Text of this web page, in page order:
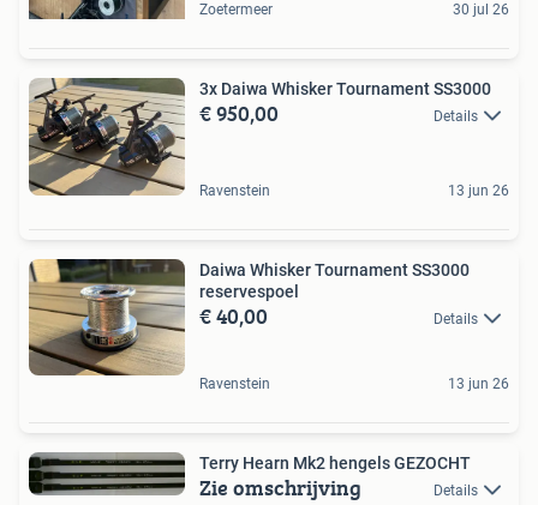
Zoetermeer 30 jul 26
3x Daiwa Whisker Tournament SS3000
€ 950,00 Details
Ravenstein 13 jun 26
Daiwa Whisker Tournament SS3000
reservespoel
€ 40,00 Details
Ravenstein 13 jun 26
Terry Hearn Mk2 hengels GEZOCHT
Zie omschrijving Details